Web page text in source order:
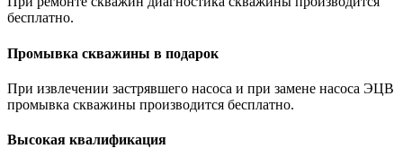
бесплатно.
Промывка скважины в подарок
При извлечении застрявшего насоса и при замене насоса ЭЦВ
промывка скважины производится бесплатно.
Высокая квалификация